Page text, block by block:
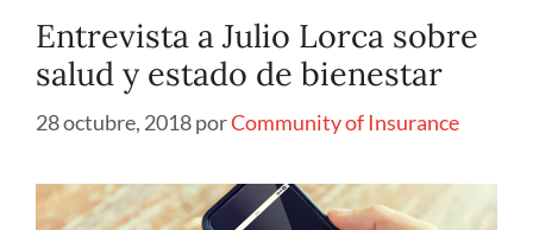
Entrevista a Julio Lorca sobre
salud y estado de bienestar
28 octubre, 2018porCommunity of Insurance